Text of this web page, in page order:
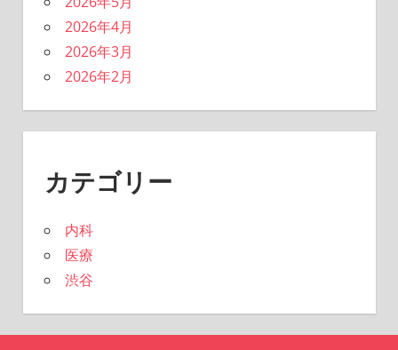
2026年4月
2026年3月
2026年2月
カテゴリー
内科
医療
渋谷